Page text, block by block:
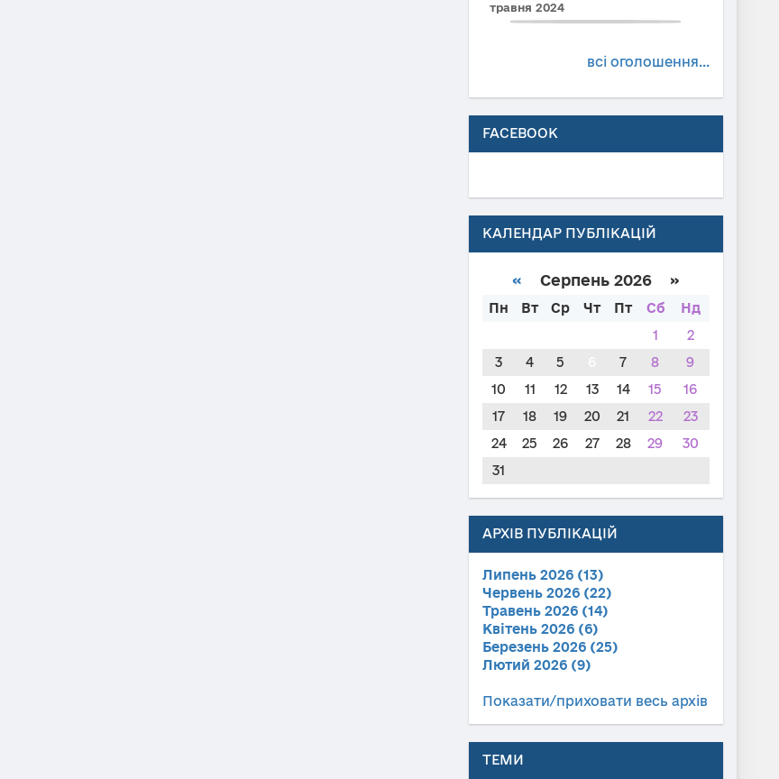
травня 2024
всі оголошення...
FACEBOOK
КАЛЕНДАР ПУБЛІКАЦІЙ
« Серпень 2026 »
Пн Вт Ср Чт Пт Сб
Нд
1
2
3
4 5 7 8
9
10
11 12 13 14 15
16
17
18 19 20 21 22
23
24
25 26 27 28 29
30
31
АРХІВ ПУБЛІКАЦІЙ
Липень 2026 (13)
Червень 2026 (22)
Травень 2026 (14)
Квітень 2026 (6)
Березень 2026 (25)
Лютий 2026 (9)
Показати/приховати весь архів
ТЕМИ